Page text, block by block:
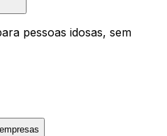
pessoas idosas, sem
empresas